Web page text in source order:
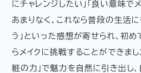
にチャレンジしたい」「良い意味で
あまりなく、これなら普段の生活
う」といった感想が寄せられ、初
らメイクに挑戦することができまし
粧の力」で魅力を自然に引き出し